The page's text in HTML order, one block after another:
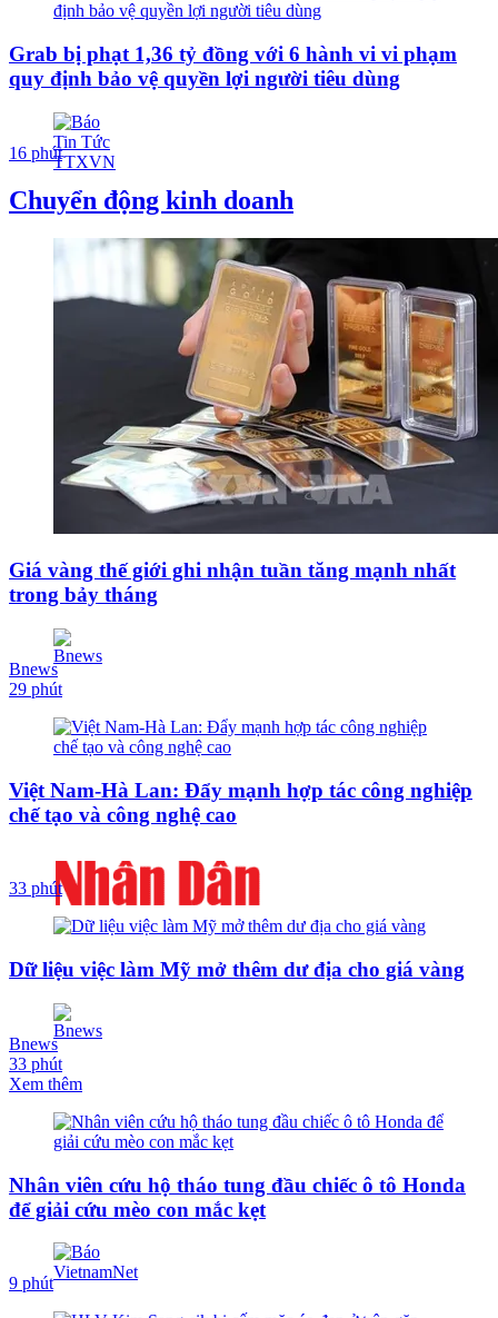
Grab bị phạt 1,36 tỷ đồng với 6 hành vi vi phạm
quy định bảo vệ quyền lợi người tiêu dùng
16 phút
Chuyển động kinh doanh
Giá vàng thế giới ghi nhận tuần tăng mạnh nhất
trong bảy tháng
Bnews
29 phút
Việt Nam-Hà Lan: Đẩy mạnh hợp tác công nghiệp
chế tạo và công nghệ cao
33 phút
Dữ liệu việc làm Mỹ mở thêm dư địa cho giá vàng
Bnews
33 phút
Xem thêm
Nhân viên cứu hộ tháo tung đầu chiếc ô tô Honda
để giải cứu mèo con mắc kẹt
9 phút